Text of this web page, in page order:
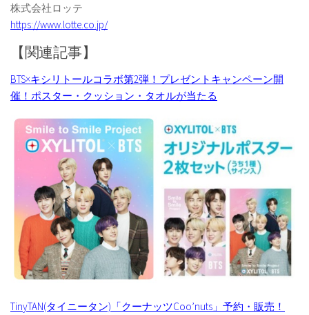
株式会社ロッテ
https://www.lotte.co.jp/
【関連記事】
BTS×キシリトールコラボ第2弾！プレゼントキャンペーン開
催！ポスター・クッション・タオルが当たる
TinyTAN(タイニータン)「クーナッツCoo’nuts」予約・販売！